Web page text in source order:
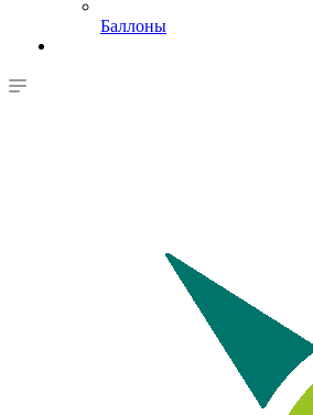
Баллоны